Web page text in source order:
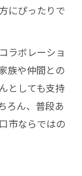
にぴったりで
ラボレーショ
族や仲間との
としても支持
ろん、普段あ
市ならではの